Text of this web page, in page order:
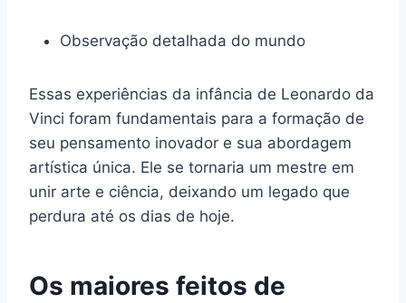
Observação detalhada do mundo
Essas experiências da infância de Leonardo da
Vinci foram fundamentais para a formação de
seu pensamento inovador e sua abordagem
artística única. Ele se tornaria um mestre em
unir arte e ciência, deixando um legado que
perdura até os dias de hoje.
Os maiores feitos de